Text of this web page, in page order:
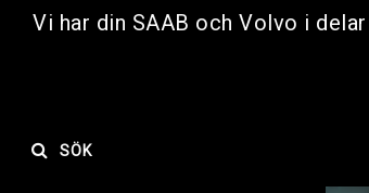
Vi har din SAAB och Volvo i delar
SÖK